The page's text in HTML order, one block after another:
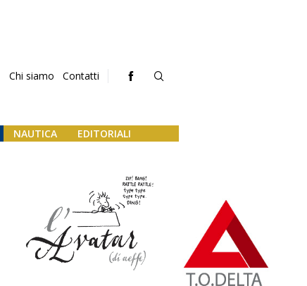
Chi siamo Contatti
NAUTICA EDITORIALI